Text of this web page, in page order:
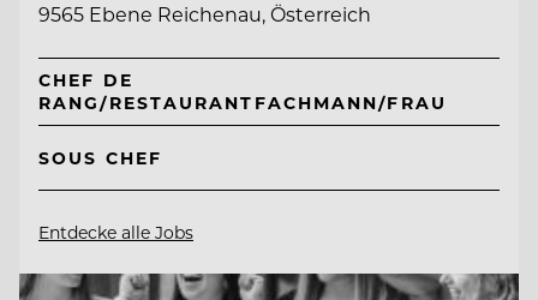
9565 Ebene Reichenau, Österreich
CHEF DE
RANG/RESTAURANTFACHMANN/FRAU
SOUS CHEF
Entdecke alle Jobs